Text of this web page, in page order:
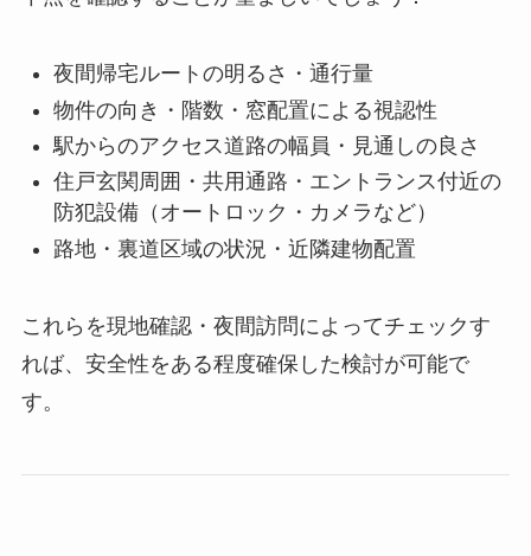
夜間帰宅ルートの明るさ・通行量
物件の向き・階数・窓配置による視認性
駅からのアクセス道路の幅員・見通しの良さ
住戸玄関周囲・共用通路・エントランス付近の
防犯設備（オートロック・カメラなど）
路地・裏道区域の状況・近隣建物配置
これらを現地確認・夜間訪問によってチェックす
れば、安全性をある程度確保した検討が可能で
す。